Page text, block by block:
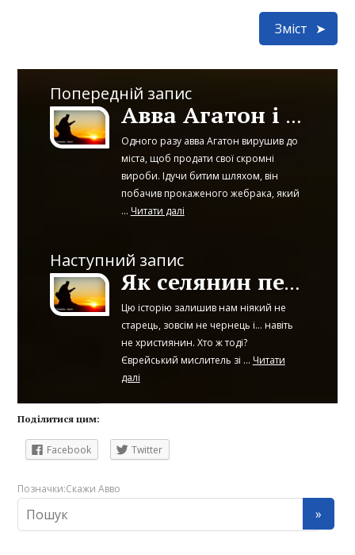
Зміст
Попередній запис
Авва Агатон і прокажений
Одного разу авва Агатон вирушив до
міста, щоб продати свої скромні
вироби. Ідучи битим шляхом, він
побачив прокаженого жебрака, який
... Читати далі
Наступний запис
Як селянин перевертав воза
Цю історію залишив нам ніякий не
старець, зовсім не чернець і... навіть
не християнин. Хто ж тоді?
Єврейський мислитель зі ... Читати
далі
Поділитися цим:
Facebook Twitter
Позначки:Скажи Авво